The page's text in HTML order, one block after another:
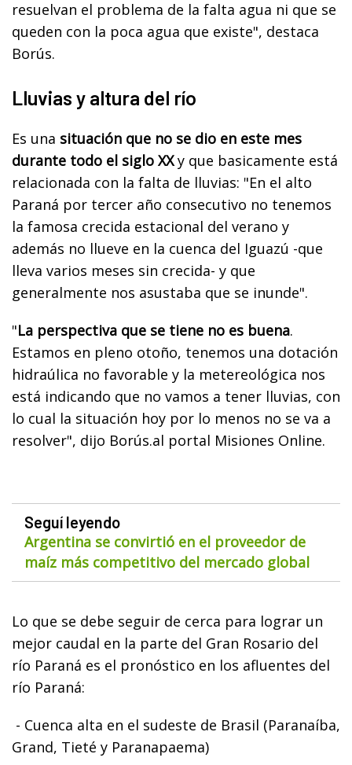
resuelvan el problema de la falta agua ni que se
queden con la poca agua que existe", destaca
Borús.
Lluvias y altura del río
Es una situación que no se dio en este mes
durante todo el siglo XXy que basicamente está
relacionada con la falta de lluvias: "En el alto
Paraná por tercer año consecutivo no tenemos
la famosa crecida estacional del verano y
además no llueve en la cuenca del Iguazú -que
lleva varios meses sin crecida- y que
generalmente nos asustaba que se inunde".
"La perspectiva que se tiene no es buena.
Estamos en pleno otoño, tenemos una dotación
hidraúlica no favorable y la metereológica nos
está indicando que no vamos a tener lluvias, con
lo cual la situación hoy por lo menos no se va a
resolver", dijo Borús.al portal Misiones Online.
Seguí leyendo
Argentina se convirtió en el proveedor de
maíz más competitivo del mercado global
Lo que se debe seguir de cerca para lograr un
mejor caudal en la parte del Gran Rosario del
río Paraná es el pronóstico en los afluentes del
río Paraná:
- Cuenca alta en el sudeste de Brasil (Paranaíba,
Grand, Tieté y Paranapaema)